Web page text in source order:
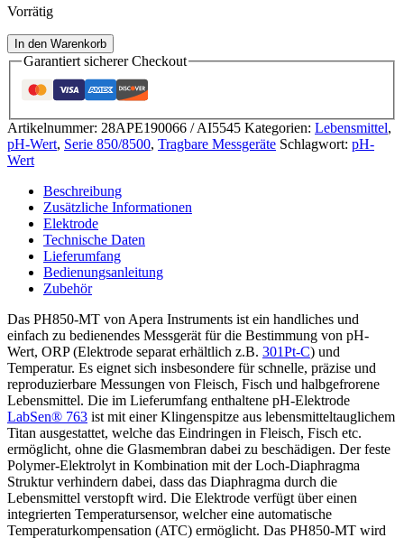
Vorrätig
PH850-
MT
Messgerät
Fleisch
und
Fisch
Menge
In den Warenkorb
Garantiert sicherer Checkout
Artikelnummer: 28APE190066 / AI5545 Kategorien: Lebensmittel,
pH-Wert, Serie 850/8500, Tragbare Messgeräte Schlagwort: pH-
Wert
Beschreibung
Zusätzliche Informationen
Elektrode
Technische Daten
Lieferumfang
Bedienungsanleitung
Zubehör
Das PH850-MT von Apera Instruments ist ein handliches und
einfach zu bedienendes Messgerät für die Bestimmung von pH-
Wert, ORP (Elektrode separat erhältlich z.B. 301Pt-C) und
Temperatur. Es eignet sich insbesondere für schnelle, präzise und
reproduzierbare Messungen von Fleisch, Fisch und halbgefrorene
Lebensmittel. Die im Lieferumfang enthaltene pH-Elektrode
LabSen® 763 ist mit einer Klingenspitze aus lebensmitteltauglichem
Titan ausgestattet, welche das Eindringen in Fleisch, Fisch etc.
ermöglicht, ohne die Glasmembran dabei zu beschädigen. Der feste
Polymer-Elektrolyt in Kombination mit der Loch-Diaphragma
Struktur verhindern dabei, dass das Diaphragma durch die
Lebensmittel verstopft wird. Die Elektrode verfügt über einen
integrierten Temperatursensor, welcher eine automatische
Temperaturkompensation (ATC) ermöglicht. Das PH850-MT wird